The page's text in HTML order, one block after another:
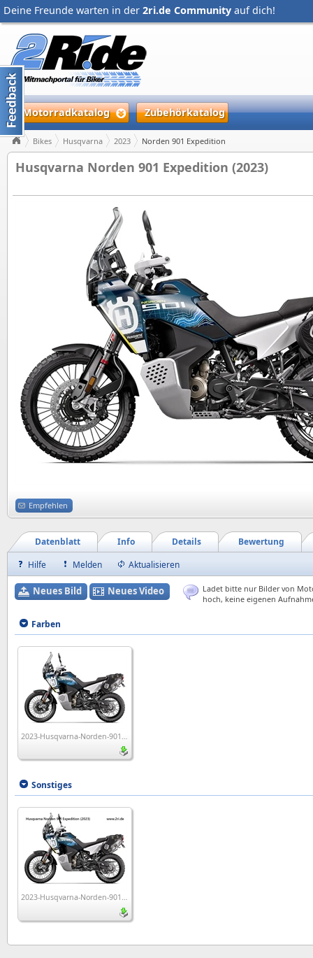
Deine Freunde warten in der 2ri.de Community auf dich!
Motorradkatalog Zubehörkatalog
Bikes Husqvarna 2023 Norden 901 Expedition
Husqvarna Norden 901 Expedition (2023)
Empfehlen
Bewertung
Details
Info
Datenblatt
Hilfe
Melden Aktualisieren
Neues Bild Neues Video
Ladet bitte nur Bilder von
hoch, keine eigenen
Farben
2023-Husqvarna-Norden-901-Expedition
Sonstiges
2023-Husqvarna-Norden-901-Expedition_wp1